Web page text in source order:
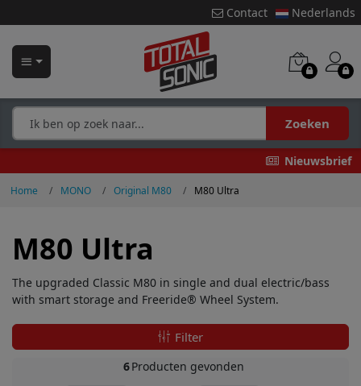
Contact Nederlands
Zoeken
Nieuwsbrief
Home MONO Original M80 M80 Ultra
M80 Ultra
The upgraded Classic M80 in single and dual electric/bass
with smart storage and Freeride® Wheel System.
Filter
6Producten gevonden